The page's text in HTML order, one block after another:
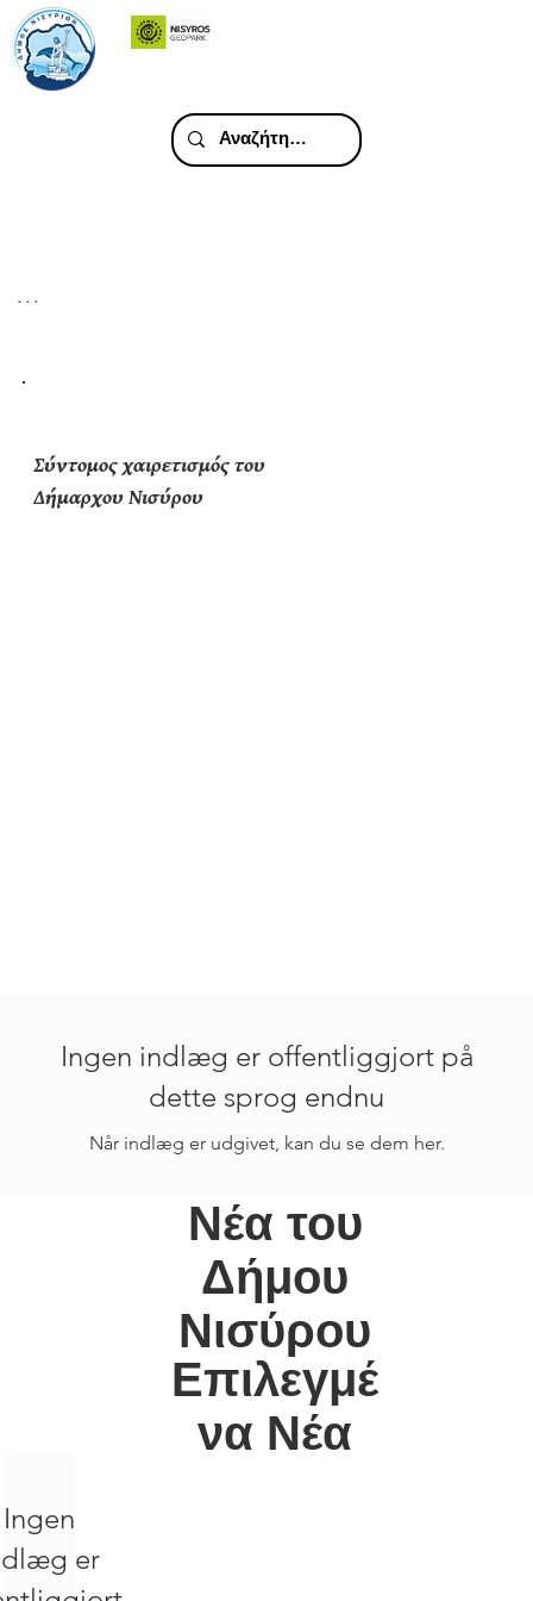
. . .
Σύντομος χαιρετισμός του
Δήμαρχου Νισύρου
χαιρετισμός του
Δήμαρχου Νισύρου
Νέα του
Δήμου
Νισύρου
Ingen indlæg er offentliggjort på
dette sprog endnu
Når indlæg er udgivet, kan du se dem her.
Επιλεγμέ
να Νέα
Ingen
er